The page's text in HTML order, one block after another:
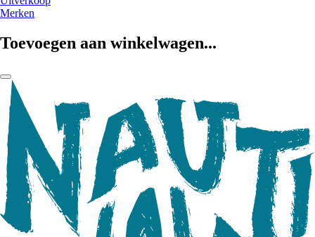
Merken
Toevoegen aan winkelwagen...